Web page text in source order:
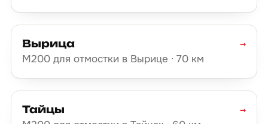
Вырица
М200 для отмостки в Вырице · 70 км
→
Тайцы
→